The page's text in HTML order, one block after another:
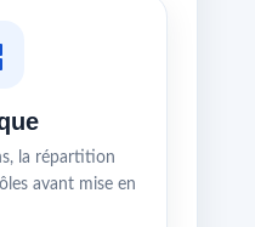
la répartition
avant mise en